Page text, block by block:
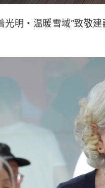
光明・温暖雪域”致敬